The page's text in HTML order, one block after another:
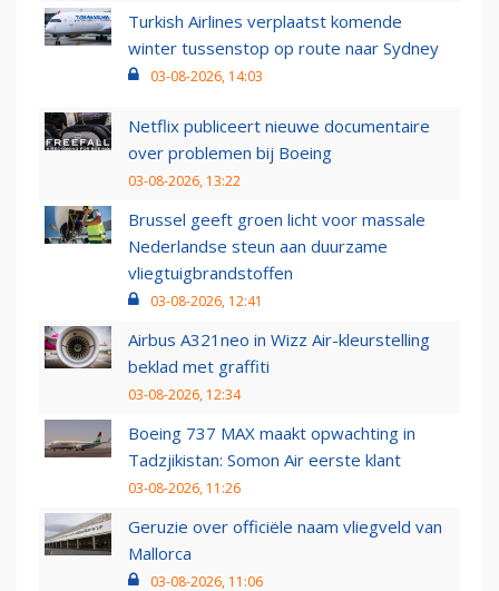
Turkish Airlines verplaatst komende
winter tussenstop op route naar Sydney
03-08-2026, 14:03
Netflix publiceert nieuwe documentaire
over problemen bij Boeing
03-08-2026, 13:22
Brussel geeft groen licht voor massale
Nederlandse steun aan duurzame
vliegtuigbrandstoffen
03-08-2026, 12:41
Airbus A321neo in Wizz Air-kleurstelling
beklad met graffiti
03-08-2026, 12:34
Boeing 737 MAX maakt opwachting in
Tadzjikistan: Somon Air eerste klant
03-08-2026, 11:26
Geruzie over officiële naam vliegveld van
Mallorca
03-08-2026, 11:06